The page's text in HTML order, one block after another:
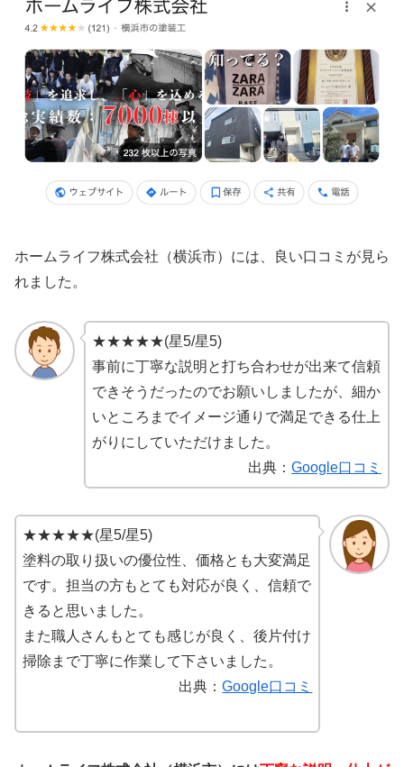
ホームライフ株式会社（横浜市）には、良い口コミが見ら
れました。
★★★★★(星5/星5)
事前に丁寧な説明と打ち合わせが出来て信頼
できそうだったのでお願いしましたが、細か
いところまでイメージ通りで満足できる仕上
がりにしていただけました。
出典： Google口コミ
★★★★★(星5/星5)
塗料の取り扱いの優位性、価格とも大変満足
です。担当の方もとても対応が良く、信頼で
きると思いました。
また職人さんもとても感じが良く、後片付け
掃除まで丁寧に作業して下さいました。
出典：Google口コミ